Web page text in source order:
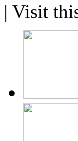
| Visit